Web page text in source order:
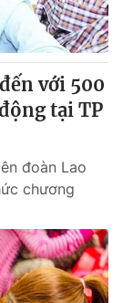
với 500
tại TP
đoàn Lao
chương